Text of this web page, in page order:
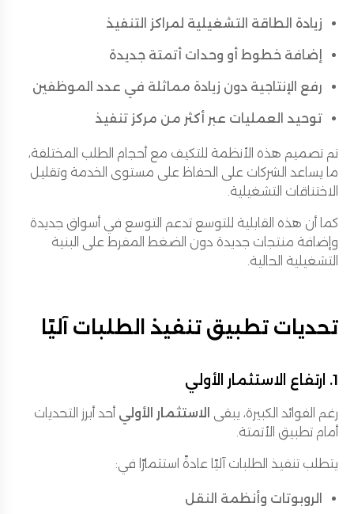
زيادة الطاقة التشغيلية لمراكز التنفيذ
إضافة خطوط أو وحدات أتمتة جديدة
رفع الإنتاجية دون زيادة مماثلة في عدد الموظفين
توحيد العمليات عبر أكثر من مركز تنفيذ
تم تصميم هذه الأنظمة للتكيف مع أحجام الطلب المختلفة،
ما يساعد الشركات على الحفاظ على مستوى الخدمة وتقليل
الاختناقات التشغيلية.
كما أن هذه القابلية للتوسع تدعم التوسع في أسواق جديدة
وإضافة منتجات جديدة دون الضغط المفرط على البنية
التشغيلية الحالية.
تحديات تطبيق تنفيذ الطلبات آليًا
1. ارتفاع الاستثمار الأولي
رغم الفوائد الكبيرة، يبقى الاستثمار الأولي أحد أبرز التحديات
أمام تطبيق الأتمتة.
يتطلب تنفيذ الطلبات آليًا عادةً استثمارًا في:
الروبوتات وأنظمة النقل